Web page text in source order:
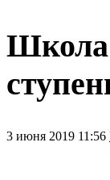
Школа
3 июня 2019 11:56